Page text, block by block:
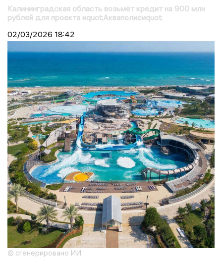
Калининградская область возьмёт кредит на 900 млн
рублей для проекта иquot;Акваполисиquot;
02/03/2026 18:42
© сгенерировано ИИ